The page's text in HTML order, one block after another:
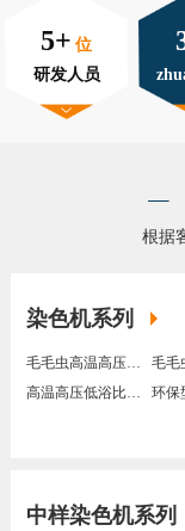
5+ 位
研发人员
根据
染色机系列
毛毛虫高温高压外上走布染色机
高温高压低浴比O型染色机
中样染色机系列